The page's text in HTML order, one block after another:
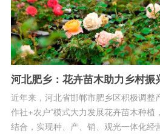
河北肥乡：花卉苗木助力乡村振
近年来，河北省邯郸市肥乡区积极调整
作社+农户”模式大力发展花卉苗木种植
结合，实现种、产、销、观光一体化经